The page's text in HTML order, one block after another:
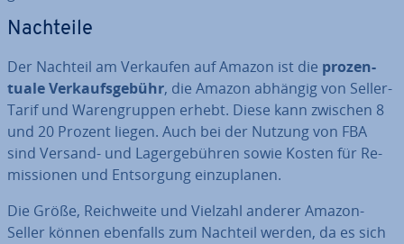
Nachteile
Der Nachteil am Verkaufen auf Amazon ist die pro­zen­
tua­le Ver­kaufs­ge­bühr, die Amazon abhängig von Seller-
Tarif und Wa­ren­grup­pen erhebt. Diese kann zwischen 8
und 20 Prozent liegen. Auch bei der Nutzung von FBA
sind Versand- und La­ger­ge­büh­ren sowie Kosten für Re­
mis­sio­nen und Ent­sor­gung ein­zu­pla­nen.
Die Größe, Reich­wei­te und Vielzahl anderer Amazon-
Seller können ebenfalls zum Nachteil werden, da es sich